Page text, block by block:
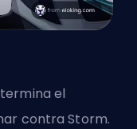
el
contra Storm.